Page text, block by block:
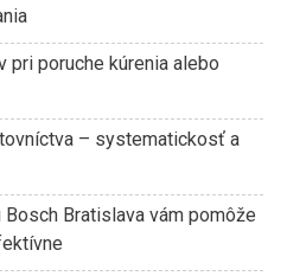
pri poruche kúrenia alebo
– systematickosť a
Bratislava vám pomôže